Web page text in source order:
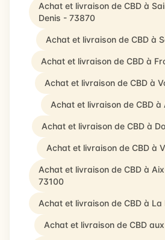
Achat et livraison de CBD à
Denis - 73870
Achat et livraison de CBD à
Achat et livraison de CBD à
Achat et livraison de CBD à
Achat et livraison de CBD
Achat et livraison de CBD à
Achat et livraison de CBD à
Achat et livraison de CBD à
73100
Achat et livraison de CBD à
Achat et livraison de CBD